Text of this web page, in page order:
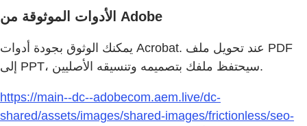
الأدوات الموثوقة من Adobe
يمكنك الوثوق بجودة أدوات Acrobat. عند تحويل ملف PDF
إلى PPT، سيحتفظ ملفك بتصميمه وتنسيقه الأصليين.
https://main--dc--adobecom.aem.live/dc-
shared/assets/images/shared-images/frictionless/seo-